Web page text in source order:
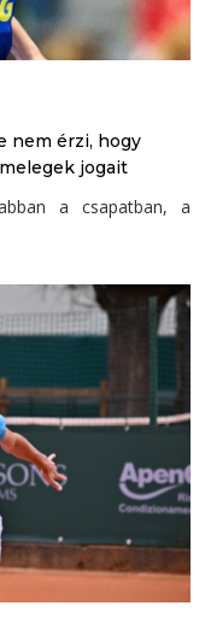
nem érzi, hogy
jogait
a csapatban, a